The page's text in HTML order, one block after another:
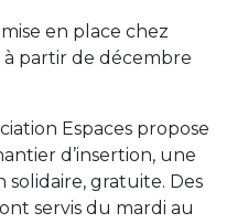
en place chez
partir de décembre
Espaces propose
d’insertion, une
gratuite. Des
servis du mardi au